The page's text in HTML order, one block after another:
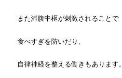
また満腹中枢が刺激されることで
食べすぎを防いだり、
自律神経を整える働きもあります。